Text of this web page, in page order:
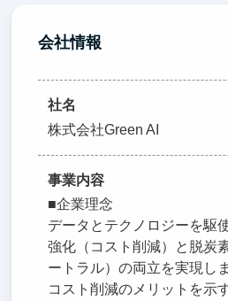
会社情報
社名
株式会社Green AI
事業内容
■企業理念
データとテクノロジーを駆
強化（コスト削減）と脱炭
ートラル）の両立を実現し
コスト削減のメリットを示